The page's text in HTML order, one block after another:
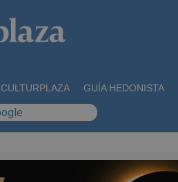
CULTURPLAZA GUÍA HEDONISTA